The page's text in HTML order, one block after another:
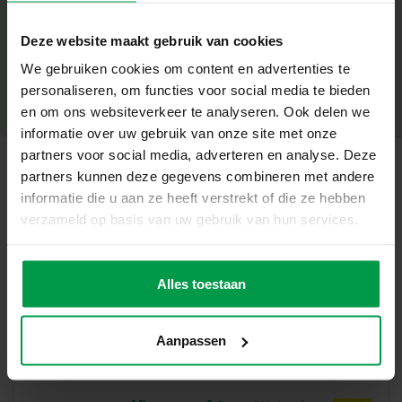
Deze website maakt gebruik van cookies
We gebruiken cookies om content en advertenties te
personaliseren, om functies voor social media te bieden
en om ons websiteverkeer te analyseren. Ook delen we
informatie over uw gebruik van onze site met onze
partners voor social media, adverteren en analyse. Deze
partners kunnen deze gegevens combineren met andere
informatie die u aan ze heeft verstrekt of die ze hebben
verzameld op basis van uw gebruik van hun services.
Alles toestaan
Aanpassen
Inhoud van de verpakking
3 verschillende gietmallen
Gips
Verf
Unieke eigenschappen
Zelf gips gieten in 3D voor echte dinofiguren
Stimuleert creativiteit en fijne motoriek
Geschikt voor kinderen vanaf 5 jaar
Leuk en educatief, ideaal voor kleine dino-fans
Maak en schilder je eigen dino’s
Productnummer|
01406
Deel dit product
Gerelateerde producten
Plakkaatverf
trendy (6x45ml)
Minimale